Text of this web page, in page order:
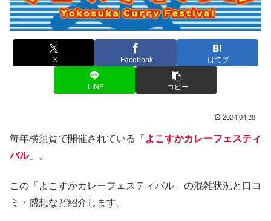
X Facebook はてブ
LINE コピー
2024.04.28
毎年横須賀で開催されている「 よこすかカレーフェスティ
バル」。
この「よこすかカレーフェスティバル」の混雑状況と口コ
ミ・感想など紹介します。